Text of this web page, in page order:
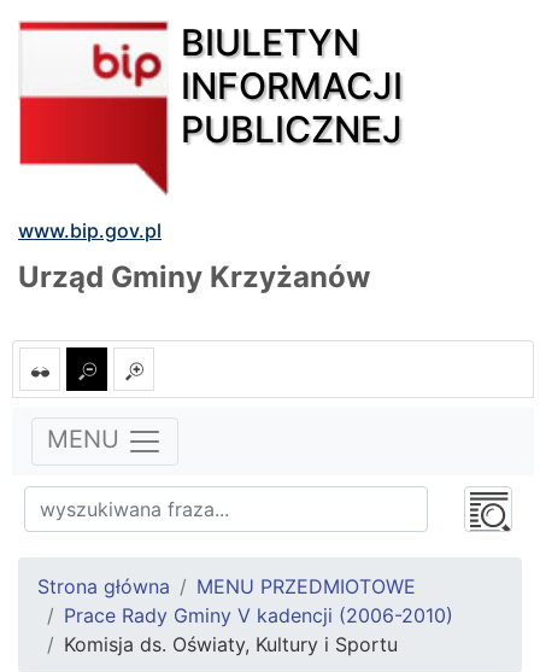
BIULETYN
INFORMACJI
PUBLICZNEJ
www.bip.gov.pl
Urząd Gminy Krzyżanów
MENU
Strona główna
MENU PRZEDMIOTOWE
Prace Rady Gminy V kadencji (2006-2010)
Komisja ds. Oświaty, Kultury i Sportu